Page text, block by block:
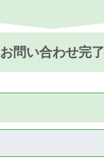
お問い合わせ完了